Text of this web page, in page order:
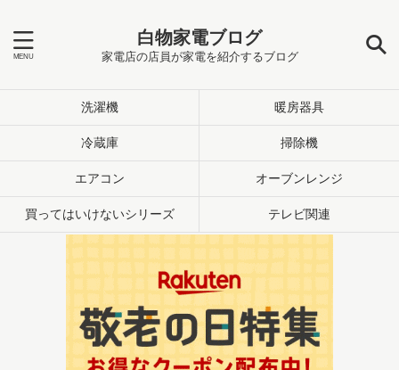
白物家電ブログ
家電店の店員が家電を紹介するブログ
洗濯機 暖房器具
冷蔵庫 掃除機
エアコン オーブンレンジ
買ってはいけないシリーズ テレビ関連